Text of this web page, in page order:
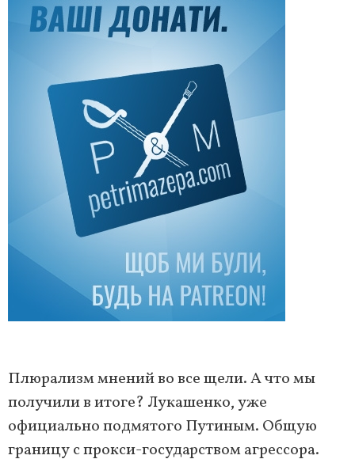
Плюрализм мнений во все щели. А что мы
получили в итоге? Лукашенко, уже
официально подмятого Путиным. Общую
границу с прокси-государством агрессора.